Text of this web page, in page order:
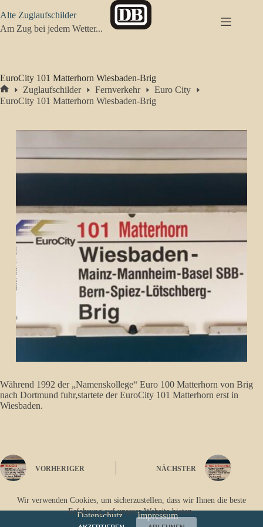
Inhalt
springen
Wir verwenden Cookies, um sicherzustellen, dass wir Ihnen die beste
Erfahrung auf unserer Website bieten.
Alte Zuglaufschilder
Am Zug bei jedem Wetter...
EuroCity 101 Matterhorn Wiesbaden-Brig
Start
Zuglaufschilder Fernverkehr
Euro City
EuroCity 101 Matterhorn Wiesbaden-Brig
Während 1992 der „Namenskollege“ Euro 100 Matterhorn von Brig
nach Dortmund fuhr,startete der EuroCity 101 Matterhorn erst in
Wiesbaden.
VORHERIGER NÄCHSTER
Datenschutz Impressum